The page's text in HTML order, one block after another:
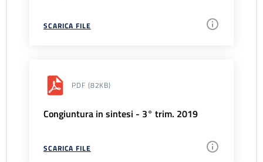
SCARICA FILE
PDF (82KB)
Congiuntura in sintesi - 3° trim. 2019
SCARICA FILE